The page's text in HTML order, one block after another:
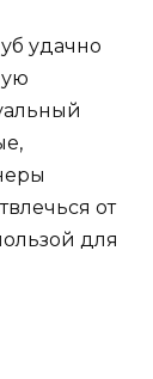
удачно
от
для